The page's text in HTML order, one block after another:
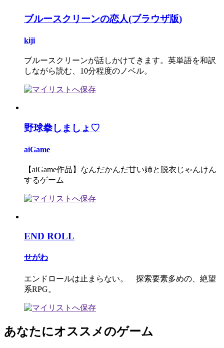
ブルースクリーンの恋人(ブラウザ版)
kiji
ブルースクリーンが話しかけてきます。英単語を和訳
しながら読む、10分程度のノベル。
野球拳しましょ♡
aiGame
【aiGame作品】なんだかんだ甘い姉と脱衣じゃんけん
するゲーム
END ROLL
せがわ
エンドロールは止まらない。 探索要素多めの、絶望
系RPG。
あなたにオススメのゲーム